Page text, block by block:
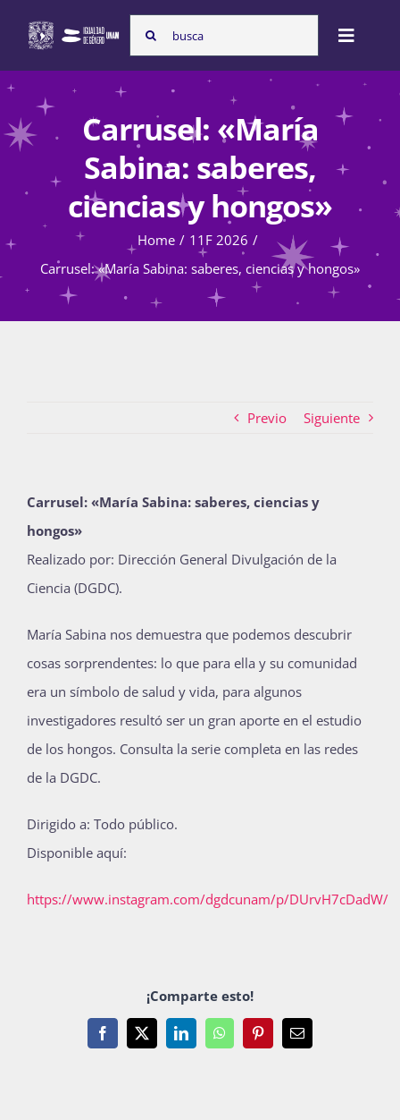
content
Search
for:
Toggle
Nosotras
Programas
Atención de la violencia de género
Recursos
Súmate
Publicaciones
Bienvenida generación 2027-1
Carrusel: «María
Sabina: saberes,
ciencias y hongos»
Home
11F 2026
Carrusel: «María Sabina: saberes, ciencias y hongos»
Previo Siguiente
Carrusel: «María Sabina: saberes, ciencias y
hongos»
Realizado por: Dirección General Divulgación de la
Ciencia (DGDC).
María Sabina nos demuestra que podemos descubrir
cosas sorprendentes: lo que para ella y su comunidad
era un símbolo de salud y vida, para algunos
investigadores resultó ser un gran aporte en el estudio
de los hongos. Consulta la serie completa en las redes
de la DGDC.
Dirigido a: Todo público.
Disponible aquí:
https://www.instagram.com/dgdcunam/p/DUrvH7cDadW/
¡Comparte esto!
Facebook
X LinkedInWhatsAppPinterestEmail